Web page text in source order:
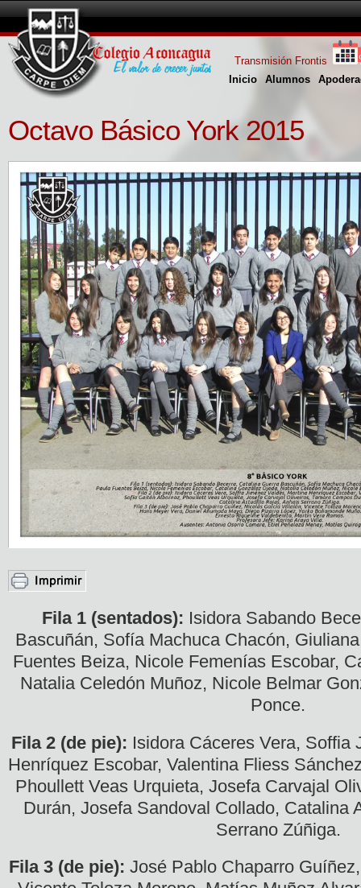
Inicio Alumnos
Transmisión Frontis
Octavo Básico York 2015
Fila 1 (sentados): Isidora Sabando
Bascuñán, Sofía Machuca Chacón,
Fuentes Beiza, Nicole Femenías Escobar,
Natalia Celedón Muñoz, Nicole Belmar
Ponce.
Fila 2 (de pie): Isidora Cáceres Vera, Soffia
Henríquez Escobar, Valentina Fliess
Phoullett Veas Urquieta, Josefa Carvajal
Durán, Josefa Sandoval Collado, Catalina
Serrano Zúñiga.
Fila 3 (de pie): José Pablo Chaparro